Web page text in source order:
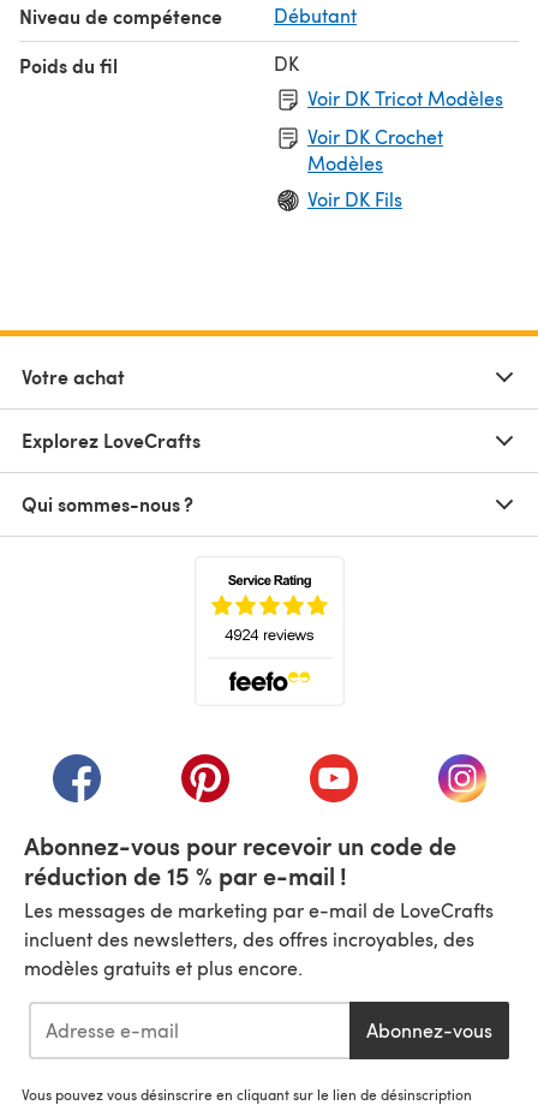
Niveau de compétence Débutant
Poids du fil
DK
Voir DK Tricot Modèles
Voir DK Crochet
Modèles
Voir DK Fils
Votre achat
Explorez LoveCrafts
Qui sommes-nous ?
(s'ouvre dans un nouvel onglet)
(s'ouvre dans un nouvel onglet)
(s'ouvre dans un(s'ouvre
Abonnez-vous pour recevoir un code de
réduction de 15 % par e-mail !
Les messages de marketing par e-mail de LoveCrafts
incluent des newsletters, des offres incroyables, des
modèles gratuits et plus encore.
Abonnez-vous
Vous pouvez vous désinscrire en cliquant sur le lien de désinscription